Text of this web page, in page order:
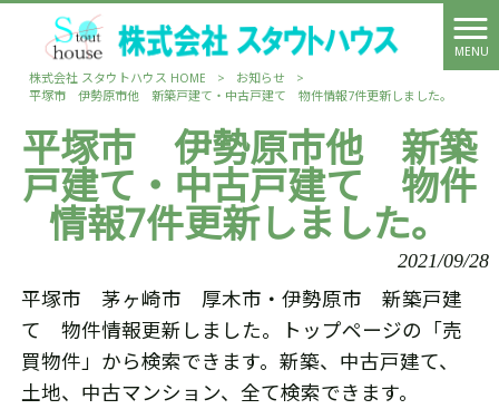
MENU
株式会社 スタウトハウス HOME
> お知らせ
>
平塚市 伊勢原市他 新築戸建て・中古戸建て 物件情報7件更新しました。
平塚市 伊勢原市他 新築
戸建て・中古戸建て 物件
情報7件更新しました。
2021/09/28
平塚市 茅ヶ崎市 厚木市・伊勢原市 新築戸建
て 物件情報更新しました。トップページの「売
買物件」から検索できます。新築、中古戸建て、
土地、中古マンション、全て検索できます。